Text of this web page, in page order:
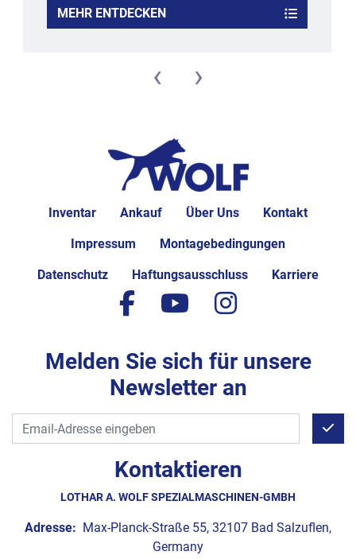
MEHR ENTDECKEN
‹ ›
Inventar Ankauf Über Uns Kontakt
Impressum Montagebedingungen
Datenschutz Haftungsausschluss Karriere
Kontaktieren
LOTHAR A. WOLF SPEZIALMASCHINEN-GMBH
Adresse: Max-Planck-Straße 55, 32107 Bad Salzuflen,
Germany
facebook
youtubeinstagram
Melden Sie sich für unsere
Newsletter an